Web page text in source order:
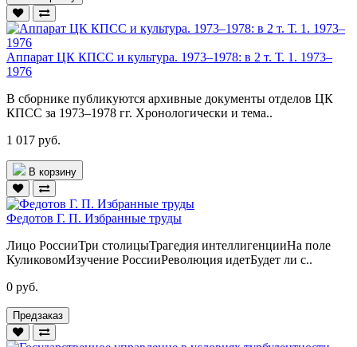
Аппарат ЦК КПСС и культура. 1973–1978: в 2 т. Т. 1. 1973–
1976
В сборнике публикуются архивные документы отделов ЦК
КПСС за 1973–1978 гг. Хронологически и тема..
1 017 руб.
В корзину
Федотов Г. П. Избранные труды
Лицо РоссииТри столицыТрагедия интеллигенцииНа поле
КуликовомИзучение РоссииРеволюция идетБудет ли с..
0 руб.
Предзаказ